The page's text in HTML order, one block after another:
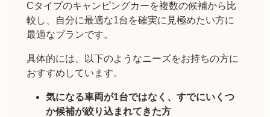
Cタイプのキャンピングカーを複数の候補から比
較し、自分に最適な1台を確実に見極めたい方に
最適なプランです。
具体的には、以下のようなニーズをお持ちの方に
おすすめしています。
気になる車両が1台ではなく、すでにいくつ
か候補が絞り込まれてきた方